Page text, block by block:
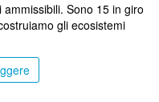
Sono 15 in giro
gli ecosistemi